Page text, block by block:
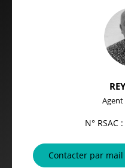
N° RSAC
Contacter par mail